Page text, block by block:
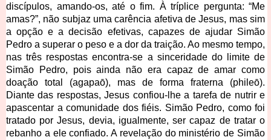
discípulos, amando-os, até o fim. À tríplice pergunta: “Me
amas?”, não subjaz uma carência afetiva de Jesus, mas sim
a opção e a decisão efetivas, capazes de ajudar Simão
Pedro a superar o peso e a dor da traição. Ao mesmo tempo,
nas três respostas encontra-se a sinceridade do limite de
Simão Pedro, pois ainda não era capaz de amar como
doação total (agapaō), mas de forma fraterna (phileō).
Diante das respostas, Jesus confiou-lhe a tarefa de nutrir e
apascentar a comunidade dos fiéis. Simão Pedro, como foi
tratado por Jesus, devia, igualmente, ser capaz de tratar o
rebanho a ele confiado. A revelação do ministério de Simão